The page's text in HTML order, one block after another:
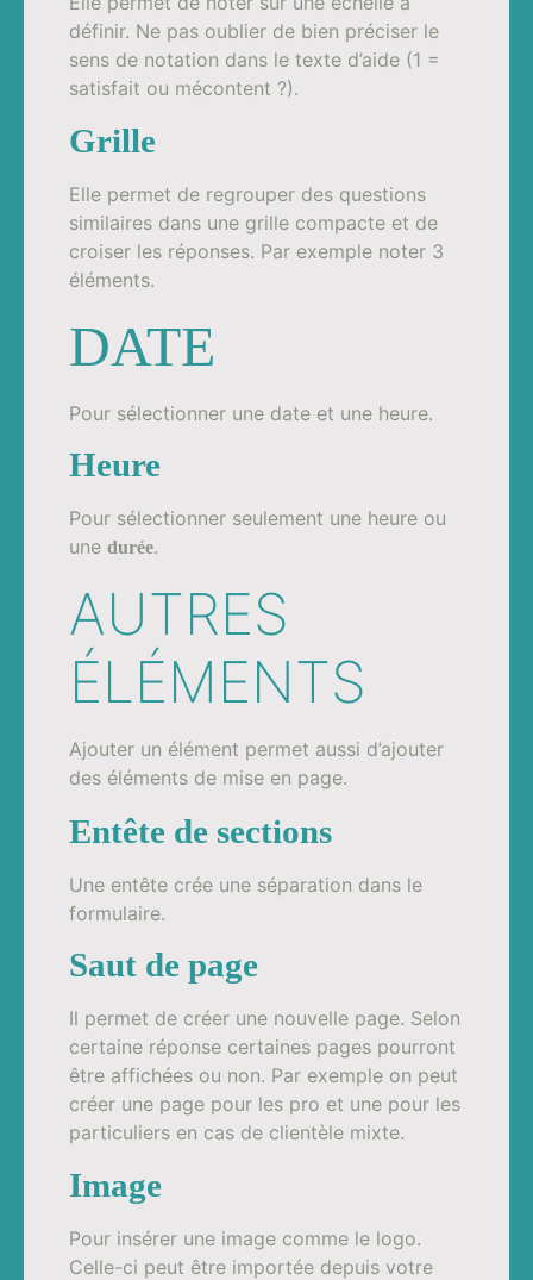
définir. Ne pas oublier de bien préciser le
sens de notation dans le texte d’aide (1 =
satisfait ou mécontent ?).
Grille
Elle permet de regrouper des questions
similaires dans une grille compacte et de
croiser les réponses. Par exemple noter 3
éléments.
DATE
Pour sélectionner une date et une heure.
Heure
Pour sélectionner seulement une heure ou
unedurée.
AUTRES
ÉLÉMENTS
Ajouter un élément permet aussi d’ajouter
des éléments de mise en page.
Entête de sections
Une entête crée une séparation dans le
formulaire.
Saut de page
Il permet de créer une nouvelle page. Selon
certaine réponse certaines pages pourront
être affichées ou non. Par exemple on peut
créer une page pour les pro et une pour les
particuliers en cas de clientèle mixte.
Image
Pour insérer une image comme le logo.
Celle-ci peut être importée depuis votre